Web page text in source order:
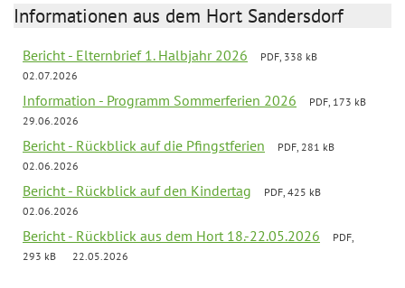
Informationen aus dem Hort Sandersdorf
Bericht - Elternbrief 1. Halbjahr 2026
PDF, 338 kB
02.07.2026
Information - Programm Sommerferien 2026
PDF, 173 kB
29.06.2026
Bericht - Rückblick auf die Pfingstferien
PDF, 281 kB
02.06.2026
Bericht - Rückblick auf den Kindertag
PDF, 425 kB
02.06.2026
Bericht - Rückblick aus dem Hort 18.-22.05.2026
PDF,
293 kB
22.05.2026